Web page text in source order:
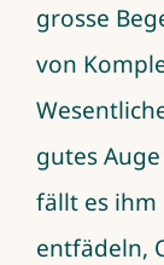
grosse
von
gutes
fällt es ihm
entfädeln,